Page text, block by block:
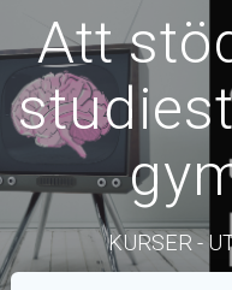
Att
KURSER -